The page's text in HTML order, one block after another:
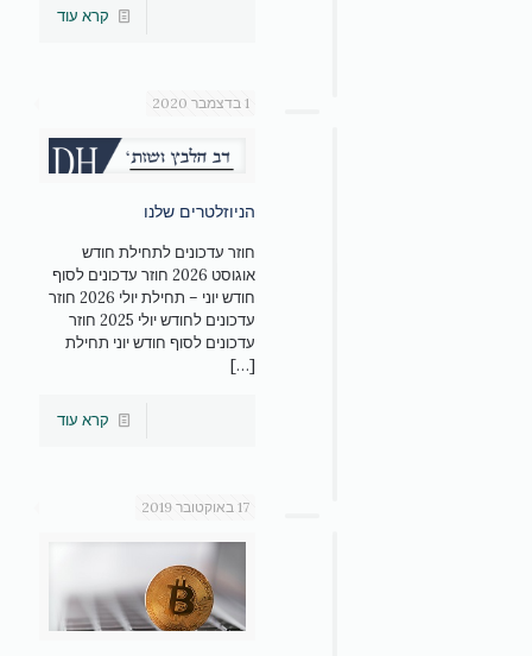
קרא עוד
1 בדצמבר 2020
הניוזלטרים שלנו
חוזר עדכונים לתחילת חודש
אוגוסט 2026 חוזר עדכונים לסוף
חודש יוני – תחילת יולי 2026 חוזר
עדכונים לחודש יולי 2025 חוזר
עדכונים לסוף חודש יוני תחילת
[…]
קרא עוד
17 באוקטובר 2019